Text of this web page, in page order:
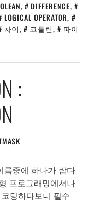
, DIFFERENCE,
LOGICAL OPERATOR,
차이, 코틀린,
파이
:
름중에 하나가 람다
프로그래밍에서나
딩하다보니 필수